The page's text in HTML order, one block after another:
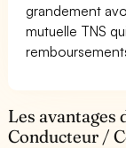
grandement
mutuelle TNS
Les avantages
Conducteur /